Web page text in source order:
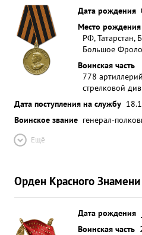
Дата рождения
Место рождения
РФ, Татарстан,
Большое
Воинская часть
778
стрелковой
Дата поступления на службу
Воинское звание генерал-
Ещё
Орден Красного Знамени
Дата рождения
Воинская часть